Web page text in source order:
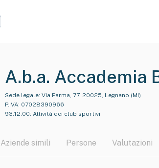
A.b.a. Accademia
Dilettanti Stica A
Sede legale: Via Parma, 77, 20025, Legnano (MI)
P.IVA: 07028390966
93.12.00: Attività dei club sportivi
Aziende simili Persone Valutazioni